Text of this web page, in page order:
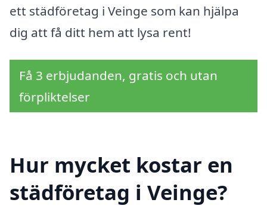
ett städföretag i Veinge som kan hjälpa
dig att få ditt hem att lysa rent!
Få 3 erbjudanden, gratis och utan
förpliktelser
Hur mycket kostar en
städföretag i Veinge?